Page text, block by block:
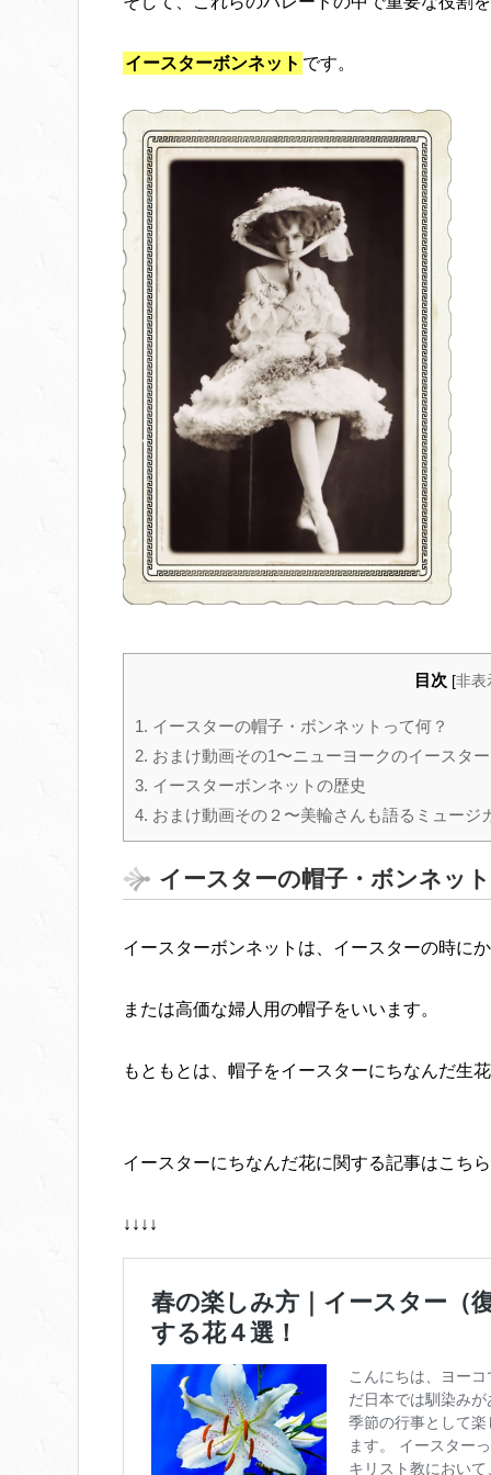
イースターボンネット です。
目次 [非表
1. イースターの帽子・ボンネットって何？
2. おまけ動画その1〜ニューヨークのイースタ
3. イースターボンネットの歴史
4. おまけ動画その２〜美輪さんも語るミュージ
イースターの帽子・ボンネッ
イースターボンネットは、イースターの時に
または高価な婦人用の帽子をいいます。
もともとは、帽子をイースターにちなんだ生
イースターにちなんだ花に関する記事はこち
↓↓↓↓